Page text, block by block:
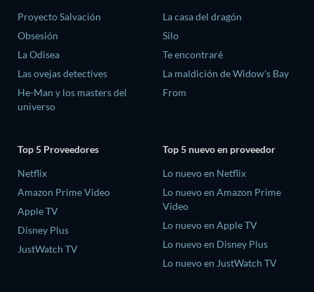
Proyecto Salvación
Obsesión
La Odisea
Las ovejas detectives
He-Man y los masters del
universo
La casa del dragón
Silo
Te encontraré
La maldición de Widow's Bay
From
Top 5 Proveedores
Netflix
Amazon Prime Video
Apple TV
Disney Plus
JustWatch TV
Top 5 nuevo en proveedor
Lo nuevo en Netflix
Lo nuevo en Amazon Prime
Video
Lo nuevo en Apple TV
Lo nuevo en Disney Plus
Lo nuevo en JustWatch TV